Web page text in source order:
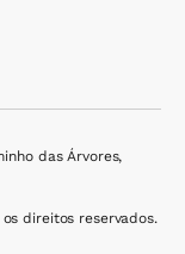
das Árvores,
direitos reservados.